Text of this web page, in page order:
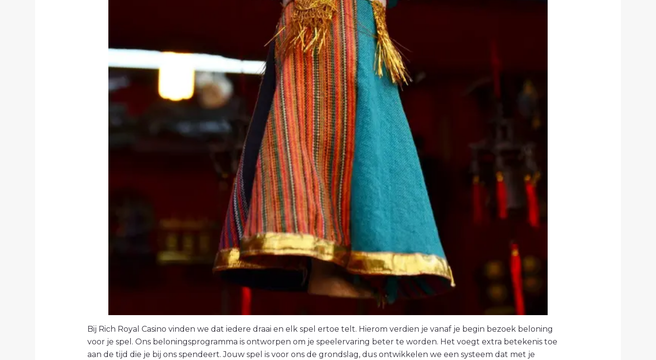
Bij Rich Royal Casino vinden we dat iedere draai en elk spel ertoe telt. Hierom verdien je vanaf je begin bezoek beloning
voor je spel. Ons beloningsprogramma is ontworpen om je speelervaring beter te worden. Het voegt extra betekenis toe
aan de tijd die je bij ons spendeert. Jouw spel is voor ons de grondslag, dus ontwikkelen we een systeem dat met je